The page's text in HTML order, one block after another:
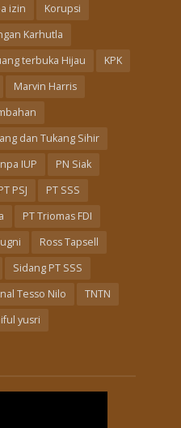
izin
Korupsi
Karhutla
terbuka Hijau
KPK
Marvin Harris
dan Tukang Sihir
IUP
PN Siak
PSJ
PT SSS
PT Triomas FDI
Ross Tapsell
Sidang PT SSS
Tesso Nilo
TNTN
yusri